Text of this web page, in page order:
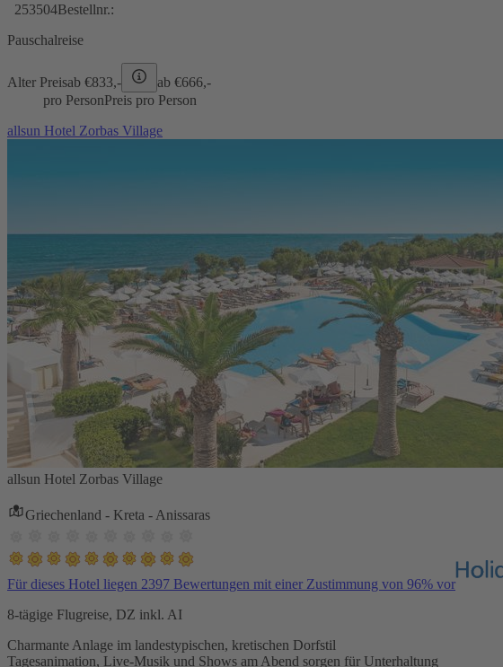
253504Bestellnr.:
Pauschalreise
Alter Preisab €833,- ab €666,-
pro PersonPreis pro Person
allsun Hotel Zorbas Village
allsun Hotel Zorbas Village
Griechenland - Kreta - Anissaras
Für dieses Hotel liegen 2397 Bewertungen mit einer Zustimmung von 96% vor
8-tägige Flugreise, DZ inkl. AI
Charmante Anlage im landestypischen, kretischen Dorfstil
Tagesanimation, Live-Musik und Shows am Abend sorgen für Unterhaltung